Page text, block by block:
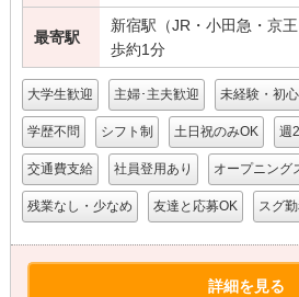
最寄駅
新宿駅（JR・小田急・京
歩約1分
大学生歓迎 主婦･主夫歓迎 未経験・初
学歴不問 シフト制 土日祝のみOK 週
交通費支給 社員登用あり オープニング
残業なし・少なめ 友達と応募OK スグ
詳細を見る